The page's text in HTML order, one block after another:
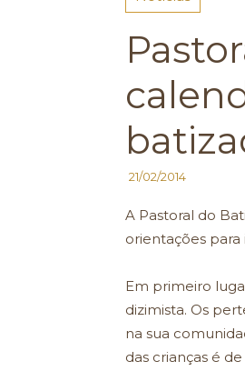
21/02/2014
A Pastoral do
orientações para
Em primeiro
dizimista. Os
na sua
das crianças é